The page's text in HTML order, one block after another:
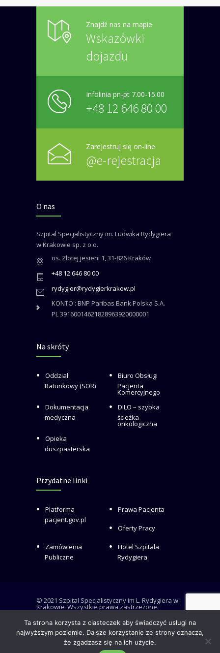
Znajdź nas na mapie
Wskazówki
dojazdu
Infolinia pn-pt 7.00-15.00
+48 12 646 80 00
Zarejestruj się on-line
@e-rejestracja
O nas
Szpital Specjalistyczny im. Ludwika Rydygiera
w Krakowie sp. z o.o.
os. Złotej jesieni 1, 31-826 Kraków
+48 12 646 80 00
rydygier@rydygierkrakow.pl
KONTO : BNP Paribas Bank Polska S.A.
PL 39160014621828963920000001
Na skróty
Oddział
Ratunkowy (SOR)
Biuro Obsługi
Pacjenta
Komercyjnego
Dokumentacja
medyczna
DILO – szybka
ścieżka
onkologiczna
Opieka
duszpasterska
Przydatne linki
Platforma
pacjent.gov.pl
Prawa Pacjenta
Oferty Pracy
Zamówienia
Publiczne
Hotel Szpitala
Rydygiera
© 2021 Szpital Specjalistyczny im L. Rydygiera w
Krakowie. Wszystkie prawa zastrzeżone.
RODO i Deklaracja dostępności
Ta strona korzysta z ciasteczek aby świadczyć usługi na
najwyższym poziomie. Dalsze korzystanie ze strony oznacza,
że zgadzasz się na ich użycie.